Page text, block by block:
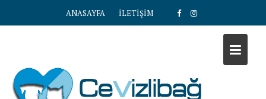
ANASAYFA İLETİŞİM